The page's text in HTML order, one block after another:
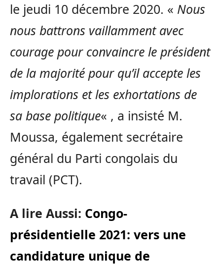
le jeudi 10 décembre 2020. « Nous
nous battrons vaillamment avec
courage pour convaincre le président
de la majorité pour qu’il accepte les
implorations et les exhortations de
sa base politique« , a insisté M.
Moussa, également secrétaire
général du Parti congolais du
travail (PCT).
A lire Aussi: Congo-
présidentielle 2021: vers une
candidature unique de